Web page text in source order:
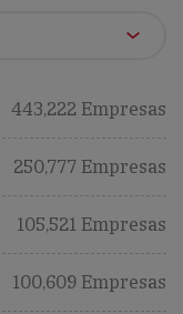
443,222 Empresas
250,777 Empresas
105,521 Empresas
100,609 Empresas